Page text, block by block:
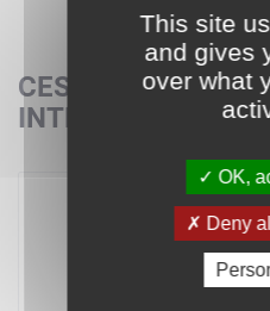
CES SETS
INTÉRESSER
This site
and gives
over what
OK,
Deny